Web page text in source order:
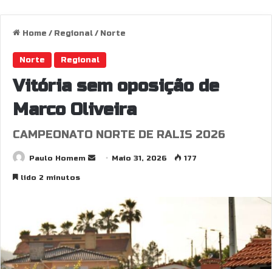
Home / Regional/ Norte
Norte Regional
Vitória sem oposição de
Marco Oliveira
CAMPEONATO NORTE DE RALIS 2026
Paulo Homem
SendMaio 31, 2026 177
lido 2 minutos